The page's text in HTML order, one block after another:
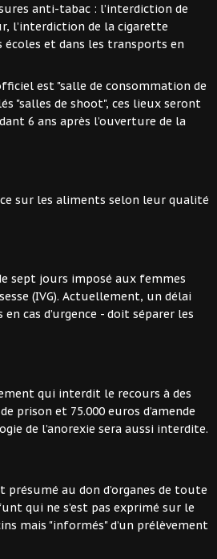
anti-tabac : l’interdiction de
l’interdiction de la cigarette
et dans les transports en
est "salle de consommation de
"salles de shoot", ces lieux seront
6 ans après l’ouverture de la
sur les aliments selon leur qualité
sept jours imposé aux femmes
(IVG). Actuellement, un délai
cas d’urgence - doit séparer les
qui interdit le recours à des
prison et 75.000 euros d’amende
de l’anorexie sera aussi interdite.
au don d’organes de toute
qui ne s’est pas exprimé sur le
mais "informés" d’un prélèvement